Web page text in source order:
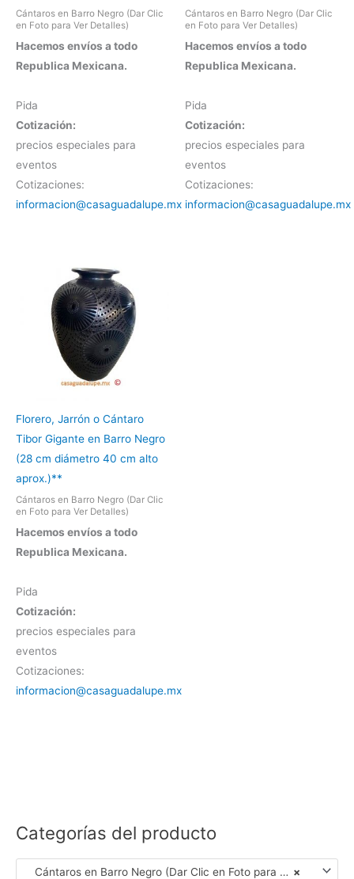
Cántaros en Barro Negro (Dar Clic
en Foto para Ver Detalles)
Hacemos envíos a todo
Republica Mexicana.
Pida
Cotización:
precios especiales para
eventos
Cotizaciones:
informacion@casaguadalupe.mx
Cántaros en Barro Negro (Dar Clic
en Foto para Ver Detalles)
Hacemos envíos a todo
Republica Mexicana.
Pida
Cotización:
precios especiales para
eventos
Cotizaciones:
informacion@casaguadalupe.mx
Florero, Jarrón o Cántaro
Tibor Gigante en Barro Negro
(28 cm diámetro 40 cm alto
aprox.)**
Cántaros en Barro Negro (Dar Clic
en Foto para Ver Detalles)
Hacemos envíos a todo
Republica Mexicana.
Pida
Cotización:
precios especiales para
eventos
Cotizaciones:
informacion@casaguadalupe.mx
Categorías del producto
×
Cántaros en Barro Negro (Dar Clic en Foto para Ver Detalles)